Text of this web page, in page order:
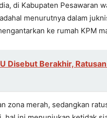
di Kabupaten Pesawaran
menurutnya dalam
ke rumah KPM
Disebut Berakhir,
zona merah, sedangkan